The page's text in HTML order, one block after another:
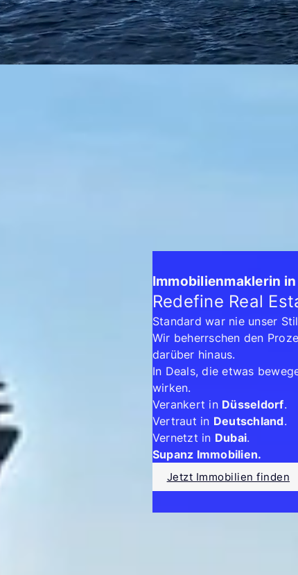
Immobilienmaklerin
Redefine Real
Standard war nie unser
Wir beherrschen den
darüber hinaus.
In Deals, die etwas
wirken.
Verankert in Düsseldorf.
Vertraut in Deutschland.
Vernetzt in Dubai.
Supanz Immobilien.
Jetzt Immobilien finden